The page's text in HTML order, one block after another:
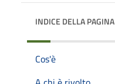
INDICE DELLA PAGINA
Cos'è